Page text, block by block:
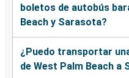
boletos de autobús
Beach y Sarasota?
¿Puedo transportar
de West Palm Beach a